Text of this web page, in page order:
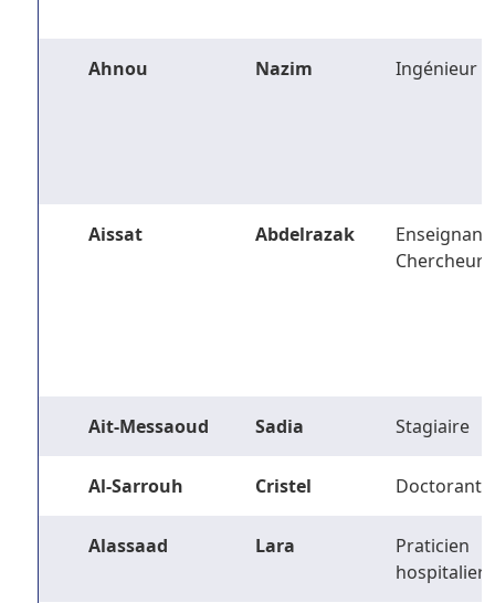
Ahnou Nazim Ingénieur
Aissat Abdelrazak
Enseignant-
Chercheur
Ait-Messaoud Sadia Stagiaire
Al-Sarrouh Cristel Doctorant
Alassaad Lara
Praticien
hospitalier